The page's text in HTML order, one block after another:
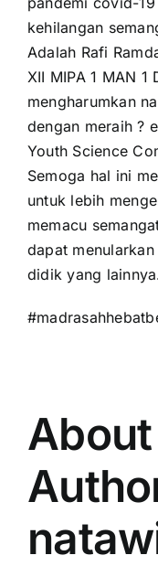
kehilangan
Adalah Rafi
XII MIPA 1 MAN 1
mengharumkan
dengan meraih ?
Youth Science
Semoga hal ini
untuk lebih
memacu
dapat
didik yang